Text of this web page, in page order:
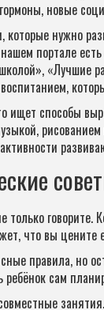
новые
нужно
портале
«Лучшие
ищет способы
только
что вы цените
правила, но
ребёнок сам